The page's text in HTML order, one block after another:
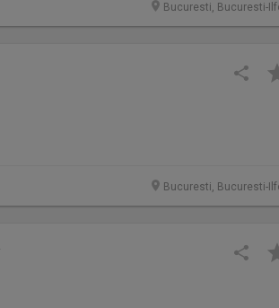
Bucuresti, Bucuresti-
Bucuresti, Bucuresti-